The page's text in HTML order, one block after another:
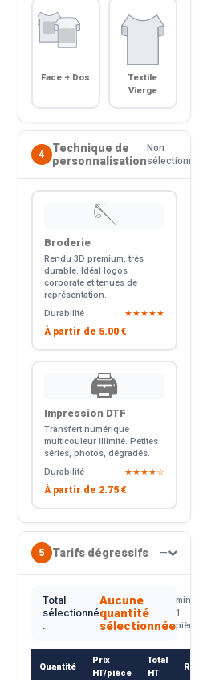
Face + Dos
Textile
Vierge
4
Technique de
personnalisation
Non
sélectionné
🪡
Broderie
Rendu 3D premium, très
durable. Idéal logos
corporate et tenues de
représentation.
Durabilité
★★★★★
À partir de 5.00 €
🖨️
Impression DTF
Transfert numérique
multicouleur illimité. Petites
séries, photos, dégradés.
Durabilité
★★★★☆
À partir de 2.75 €
5 Tarifs dégressifs —
Total
sélectionné
:
Aucune
quantité
sélectionnée
min.
1
pièce
Quantité
Prix
HT/pièce
Total
HT